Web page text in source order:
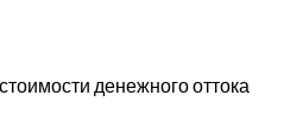
денежного оттока